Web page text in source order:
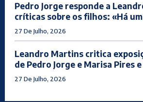
Pedro Jorge responde a
críticas sobre os filhos: «Há
27 De Julho, 2026
Leandro Martins critica
de Pedro Jorge e Marisa Pires
27 De Julho, 2026